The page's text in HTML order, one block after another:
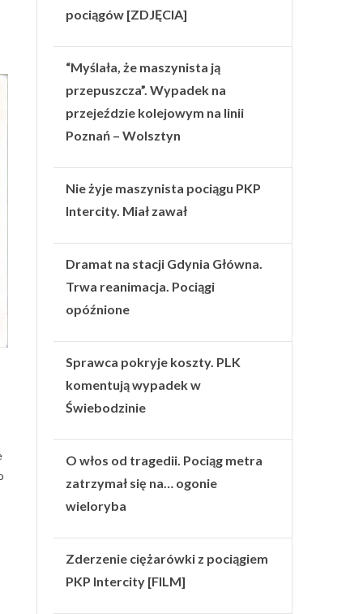
pociągów [ZDJĘCIA]
“Myślała, że maszynista ją
przepuszcza”. Wypadek na
przejeździe kolejowym na linii
Poznań – Wolsztyn
Nie żyje maszynista pociągu PKP
Intercity. Miał zawał
Dramat na stacji Gdynia Główna.
Trwa reanimacja. Pociągi
opóźnione
Sprawca pokryje koszty. PLK
komentują wypadek w
Świebodzinie
O włos od tragedii. Pociąg metra
zatrzymał się na… ogonie
wieloryba
Zderzenie ciężarówki z pociągiem
PKP Intercity [FILM]